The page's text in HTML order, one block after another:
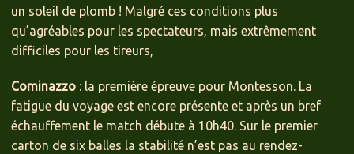
un soleil de plomb ! Malgré ces conditions plus
qu’agréables pour les spectateurs, mais extrêmement
difficiles pour les tireurs,
Cominazzo : la première épreuve pour Montesson. La
fatigue du voyage est encore présente et après un bref
échauffement le match débute à 10h40. Sur le premier
carton de six balles la stabilité n’est pas au rendez-